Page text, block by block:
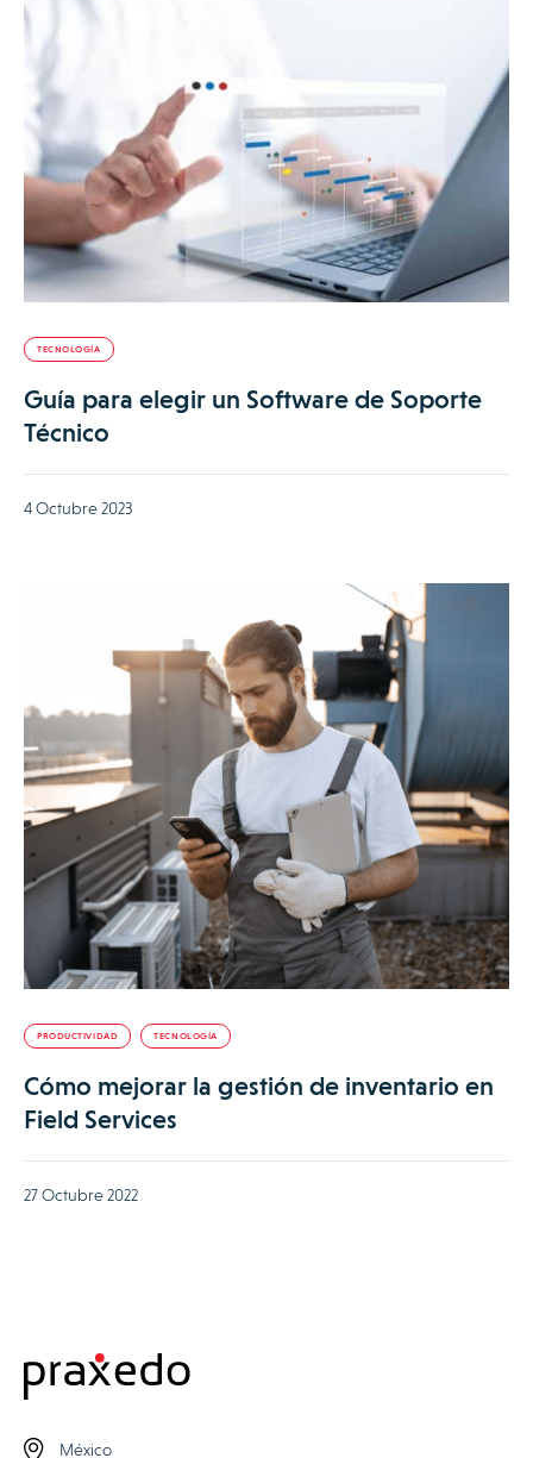
TECNOLOGÍA
Guía para elegir un Software de Soporte
Técnico
4 Octubre 2023
PRODUCTIVIDAD TECNOLOGÍA
Cómo mejorar la gestión de inventario en
Field Services
27 Octubre 2022
México